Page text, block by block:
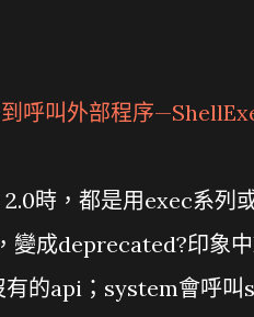
呼叫外部程序
時，都是用exec系列
變成deprecated?印象
的api；system會呼